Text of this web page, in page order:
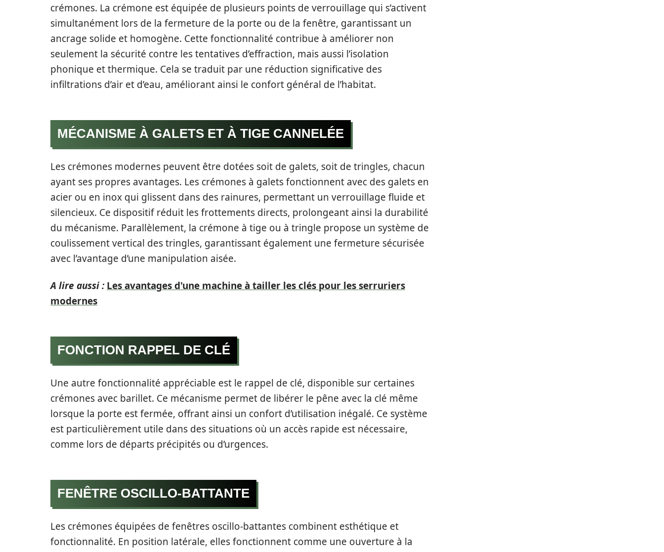
crémones. La crémone est équipée de plusieurs points de verrouillage qui s’activent
simultanément lors de la fermeture de la porte ou de la fenêtre, garantissant un
ancrage solide et homogène. Cette fonctionnalité contribue à améliorer non
seulement la sécurité contre les tentatives d’effraction, mais aussi l’isolation
phonique et thermique. Cela se traduit par une réduction significative des
infiltrations d’air et d’eau, améliorant ainsi le confort général de l’habitat.
MÉCANISME À GALETS ET À TIGE CANNELÉE
Les crémones modernes peuvent être dotées soit de galets, soit de tringles, chacun
ayant ses propres avantages. Les crémones à galets fonctionnent avec des galets en
acier ou en inox qui glissent dans des rainures, permettant un verrouillage fluide et
silencieux. Ce dispositif réduit les frottements directs, prolongeant ainsi la durabilité
du mécanisme. Parallèlement, la crémone à tige ou à tringle propose un système de
coulissement vertical des tringles, garantissant également une fermeture sécurisée
avec l’avantage d’une manipulation aisée.
A lire aussi : Les avantages d'une machine à tailler les clés pour les serruriers
modernes
FONCTION RAPPEL DE CLÉ
Une autre fonctionnalité appréciable est le rappel de clé, disponible sur certaines
crémones avec barillet. Ce mécanisme permet de libérer le pêne avec la clé même
lorsque la porte est fermée, offrant ainsi un confort d’utilisation inégalé. Ce système
est particulièrement utile dans des situations où un accès rapide est nécessaire,
comme lors de départs précipités ou d’urgences.
FENÊTRE OSCILLO-BATTANTE
Les crémones équipées de fenêtres oscillo-battantes combinent esthétique et
fonctionnalité. En position latérale, elles fonctionnent comme une ouverture à la